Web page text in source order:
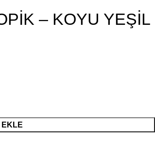
– KOYU YEŞİL
EKLE